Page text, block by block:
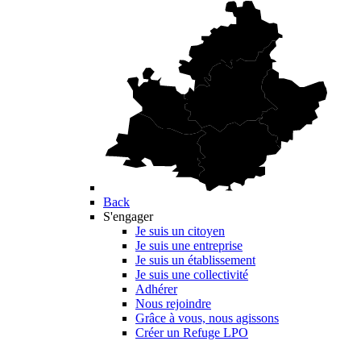
Back
S'engager
Je suis un citoyen
Je suis une entreprise
Je suis un établissement
Je suis une collectivité
Adhérer
Nous rejoindre
Grâce à vous, nous agissons
Créer un Refuge LPO